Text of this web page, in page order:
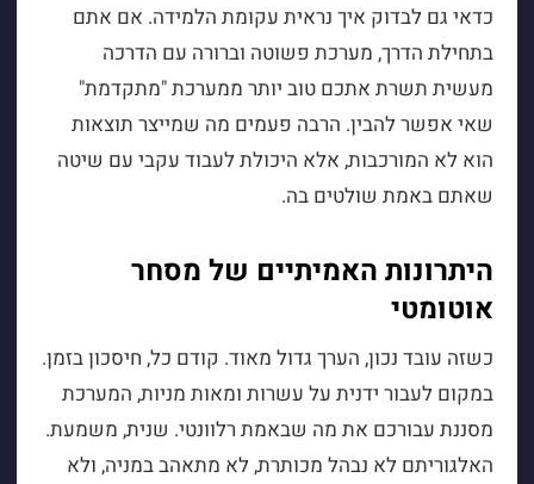
כדאי גם לבדוק איך נראית עקומת הלמידה. אם אתם
בתחילת הדרך, מערכת פשוטה וברורה עם הדרכה
מעשית תשרת אתכם טוב יותר ממערכת "מתקדמת"
שאי אפשר להבין. הרבה פעמים מה שמייצר תוצאות
הוא לא המורכבות, אלא היכולת לעבוד עקבי עם שיטה
שאתם באמת שולטים בה.
היתרונות האמיתיים של מסחר
אוטומטי
כשזה עובד נכון, הערך גדול מאוד. קודם כל, חיסכון בזמן.
במקום לעבור ידנית על עשרות ומאות מניות, המערכת
מסננת עבורכם את מה שבאמת רלוונטי. שנית, משמעת.
האלגוריתם לא נבהל מכותרת, לא מתאהב במניה, ולא